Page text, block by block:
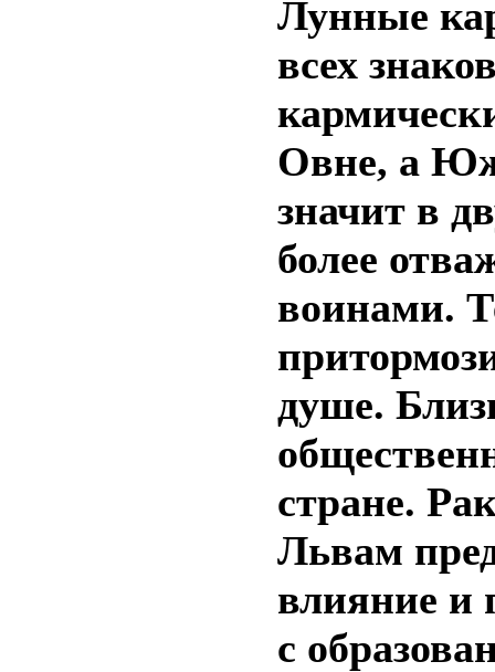
Лунные
всех
Овне, а
значит в
более
воинами.
душе.
стране.
Львам
влияние и
с